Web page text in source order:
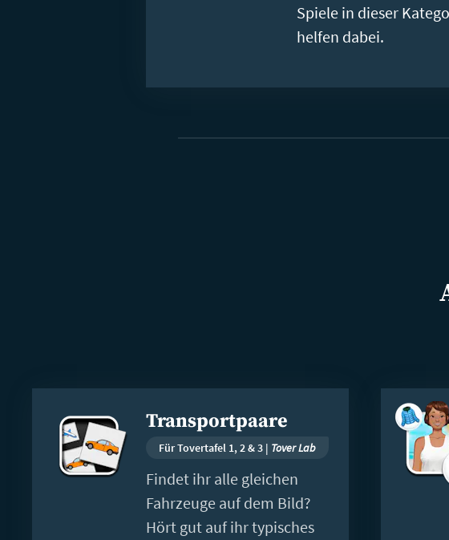
Spiele in dieser
helfen dabei.
Transportpaare
Für Tovertafel 1, 2 & 3 | Tover Lab
Findet ihr alle gleichen
Fahrzeuge auf dem Bild?
Hört gut auf ihr typisches